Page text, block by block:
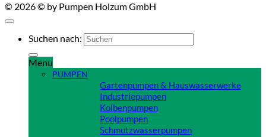
© 2026 © by Pumpen Holzum GmbH
Suchen nach:
Menu
PUMPEN
Gartenpumpen & Hauswasserwerke
Industriepumpen
Kolbenpumpen
Poolpumpen
Schmutzwasserpumpen